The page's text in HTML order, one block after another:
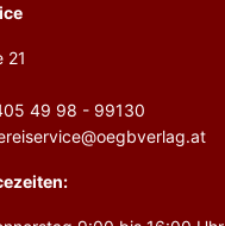
21
49 98 - 99130